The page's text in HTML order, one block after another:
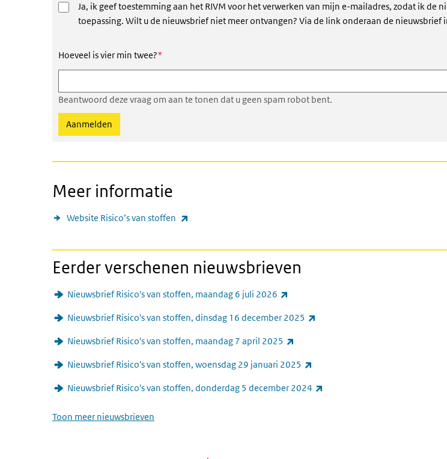
Ja, ik geef toestemming aan het RIVM voor het verwerken van mijn e-mailadres, zodat ik de
toepassing. Wilt u de nieuwsbrief niet meer ontvangen? Via de link onderaan de nieuwsbrief
Hoeveel is vier min twee?*Dit veld is verplicht
Beantwoord deze vraag om aan te tonen dat u geen spam robot bent.
Meer informatie
Website Risico’s van stoffen
Eerder verschenen nieuwsbrieven
Nieuwsbrief Risico's van stoffen, maandag 6 juli 2026
Nieuwsbrief Risico's van stoffen, dinsdag 16 december 2025
Nieuwsbrief Risico's van stoffen, maandag 7 april 2025
Nieuwsbrief Risico's van stoffen, woensdag 29 januari 2025
Nieuwsbrief Risico's van stoffen, donderdag 5 december 2024
Toon meer nieuwsbrieven